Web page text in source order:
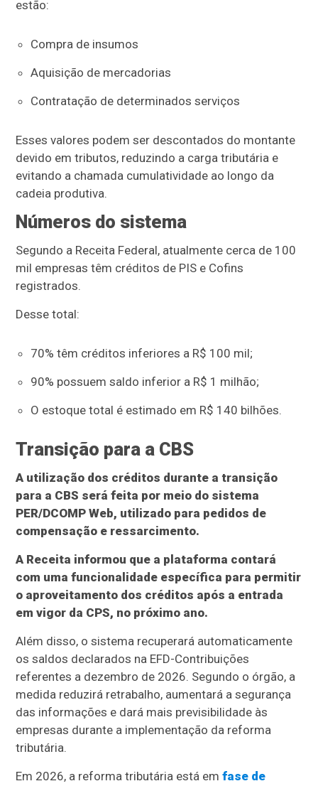
estão:
Compra de insumos
Aquisição de mercadorias
Contratação de determinados serviços
Esses valores podem ser descontados do montante
devido em tributos, reduzindo a carga tributária e
evitando a chamada cumulatividade ao longo da
cadeia produtiva.
Números do sistema
Segundo a Receita Federal, atualmente cerca de 100
mil empresas têm créditos de PIS e Cofins
registrados.
Desse total:
70% têm créditos inferiores a R$ 100 mil;
90% possuem saldo inferior a R$ 1 milhão;
O estoque total é estimado em R$ 140 bilhões.
Transição para a CBS
A utilização dos créditos durante a transição
para a CBS será feita por meio do sistema
PER/DCOMP Web, utilizado para pedidos de
compensação e ressarcimento.
A Receita informou que a plataforma contará
com uma funcionalidade específica para permitir
o aproveitamento dos créditos após a entrada
em vigor da CPS, no próximo ano.
Além disso, o sistema recuperará automaticamente
os saldos declarados na EFD-Contribuições
referentes a dezembro de 2026. Segundo o órgão, a
medida reduzirá retrabalho, aumentará a segurança
das informações e dará mais previsibilidade às
empresas durante a implementação da reforma
tributária.
Em 2026, a reforma tributária está emfase de